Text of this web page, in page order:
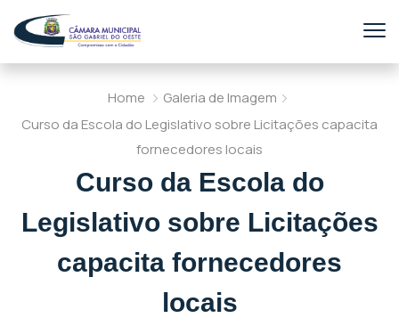
Home
Galeria de Imagem
Curso da Escola do Legislativo sobre Licitações capacita
fornecedores locais
Curso da Escola do
Legislativo sobre Licitações
capacita fornecedores
locais